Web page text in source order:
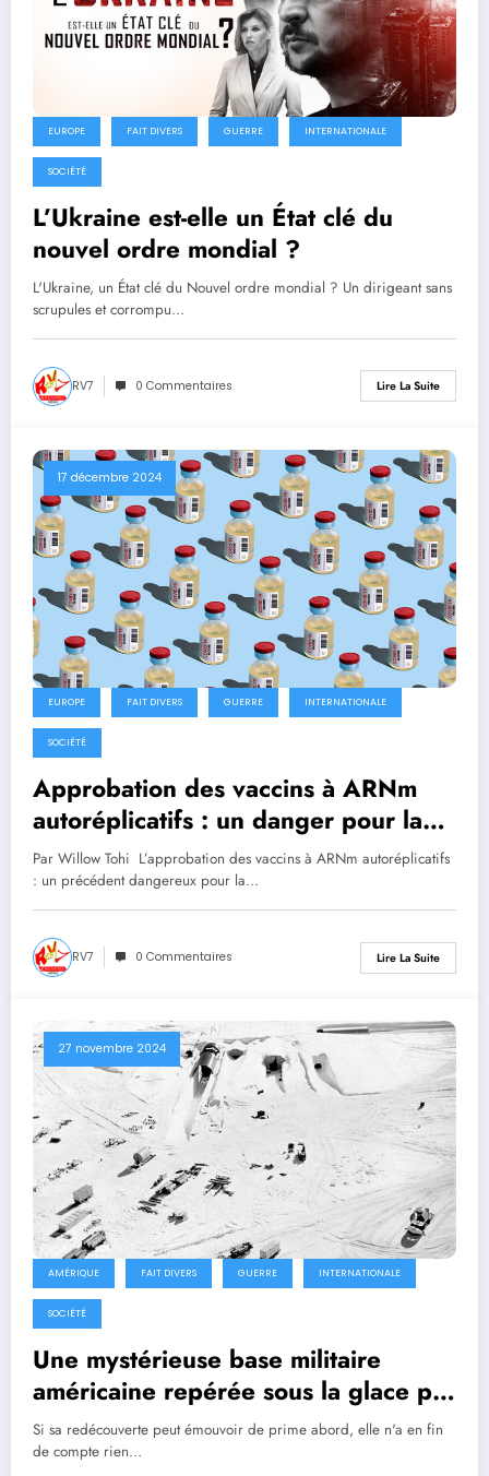
EUROPE FAIT DIVERS GUERRE INTERNATIONALE
SOCIÉTÉ
L’Ukraine est-elle un État clé du
nouvel ordre mondial ?
L'Ukraine, un État clé du Nouvel ordre mondial ? Un dirigeant sans
scrupules et corrompu…
RV7 0 Commentaires Lire La Suite
17 décembre 2024
EUROPE FAIT DIVERS GUERRE INTERNATIONALE
SOCIÉTÉ
Approbation des vaccins à ARNm
autoréplicatifs : un danger pour la
liberté de santé
Par Willow Tohi L’approbation des vaccins à ARNm autoréplicatifs
: un précédent dangereux pour la…
RV7 0 Commentaires Lire La Suite
27 novembre 2024
AMÉRIQUE FAIT DIVERS GUERRE INTERNATIONALE
SOCIÉTÉ
Une mystérieuse base militaire
américaine repérée sous la glace par
un avion de la NASA
Si sa redécouverte peut émouvoir de prime abord, elle n'a en fin
de compte rien…